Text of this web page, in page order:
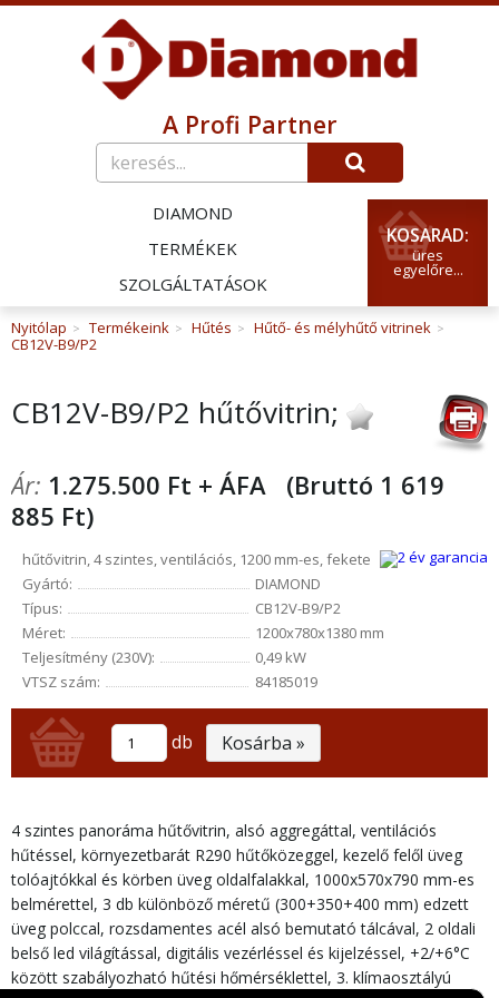
A Profi Partner
DIAMOND
TERMÉKEK
SZOLGÁLTATÁSOK
KOSARAD:
üres
egyelőre...
Nyitólap > Termékeink > Hűtés > Hűtő- és mélyhűtő vitrinek >
CB12V-B9/P2
CB12V-B9/P2 hűtővitrin;
Ár: 1.275.500 Ft + ÁFA (Bruttó 1 619
885 Ft)
hűtővitrin, 4 szintes, ventilációs, 1200 mm-es, fekete
Gyártó:
DIAMOND
Típus:
CB12V-B9/P2
Méret:
1200x780x1380 mm
Teljesítmény (230V):
0,49 kW
VTSZ szám:
84185019
db Kosárba »
4 szintes panoráma hűtővitrin, alsó aggregáttal, ventilációs
hűtéssel, környezetbarát R290 hűtőközeggel, kezelő felől üveg
tolóajtókkal és körben üveg oldalfalakkal, 1000x570x790 mm-es
belmérettel, 3 db különböző méretű (300+350+400 mm) edzett
üveg polccal, rozsdamentes acél alsó bemutató tálcával, 2 oldali
belső led világítással, digitális vezérléssel és kijelzéssel, +2/+6°C
között szabályozható hűtési hőmérséklettel, 3. klímaosztályú